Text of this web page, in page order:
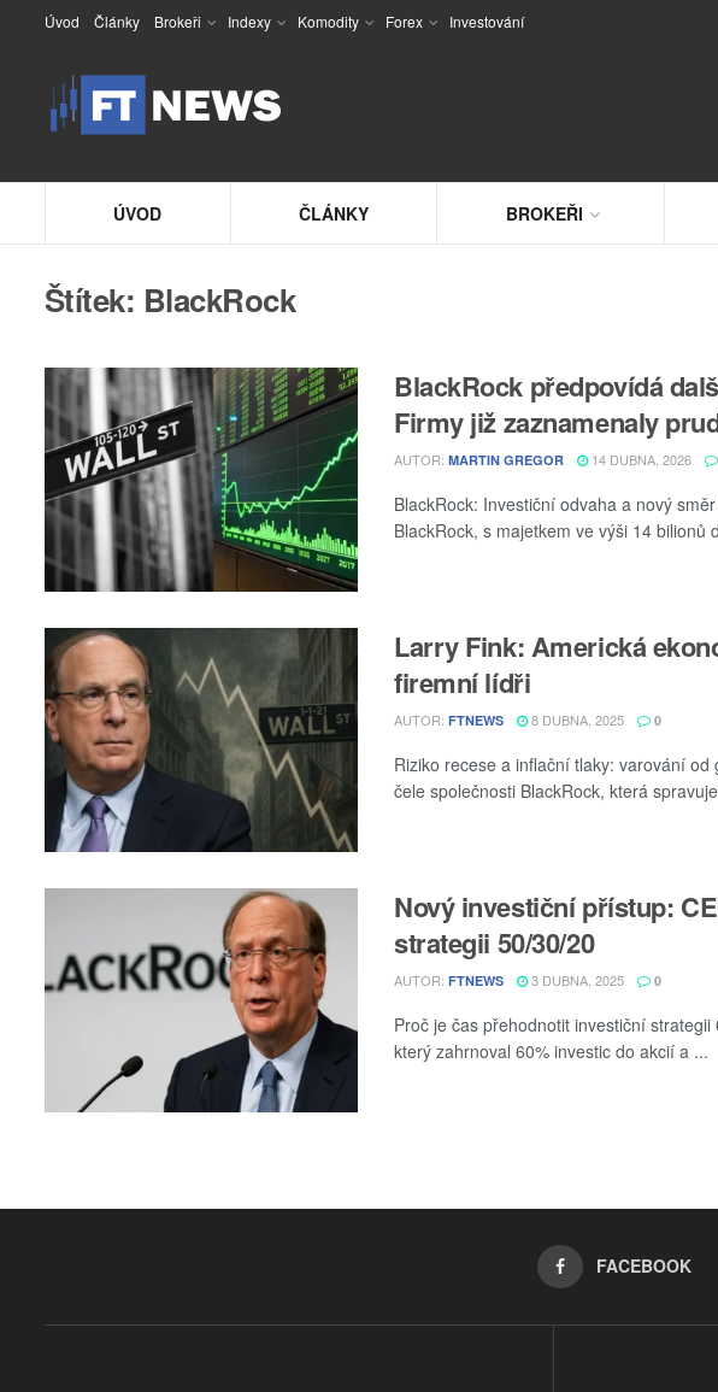
Úvod Články Brokeři Indexy Komodity Forex Investování
ÚVOD ČLÁNKY BROKEŘI
Štítek: BlackRock
BlackRock předpovídá
Firmy již zaznamenaly
AUTOR: MARTIN GREGOR 14 DUBNA, 2026
BlackRock: Investiční odvaha a nový
BlackRock, s majetkem ve výši 14 bilionů
Larry Fink: Americká
firemní lídři
AUTOR: FTNEWS 8 DUBNA, 2025 0
Riziko recese a inflační tlaky: varování
čele společnosti BlackRock, která
Nový investiční přístup:
strategii 50/30/20
AUTOR: FTNEWS 3 DUBNA, 2025 0
Proč je čas přehodnotit investiční
který zahrnoval 60% investic do akcií a ...
FACEBOOK